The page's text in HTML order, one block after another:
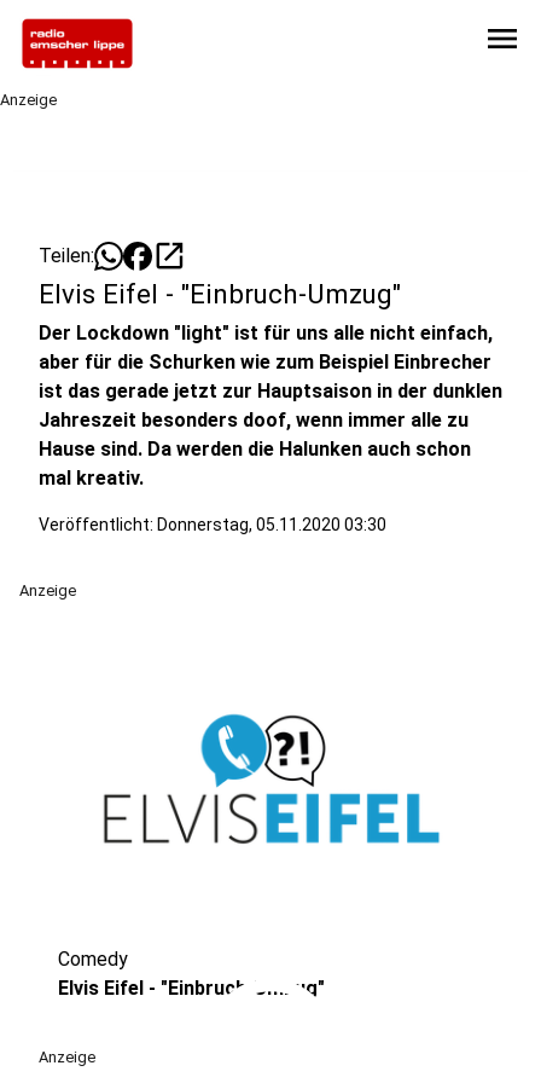
menu
Anzeige
Teilen: open_in_new
Elvis Eifel - "Einbruch-Umzug"
Der Lockdown "light" ist für uns alle nicht einfach,
aber für die Schurken wie zum Beispiel Einbrecher
ist das gerade jetzt zur Hauptsaison in der dunklen
Jahreszeit besonders doof, wenn immer alle zu
Hause sind. Da werden die Halunken auch schon
mal kreativ.
Veröffentlicht: Donnerstag, 05.11.2020 03:30
Anzeige
play_circle
Comedy
Elvis Eifel - "Einbruch-Umzug"
Anzeige